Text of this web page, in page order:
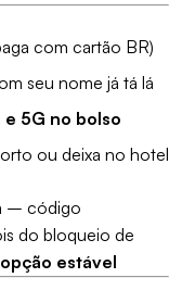
com cartão BR)
seu nome já tá lá
e 5G no bolso
ou deixa no hotel
– código
do bloqueio de
estável